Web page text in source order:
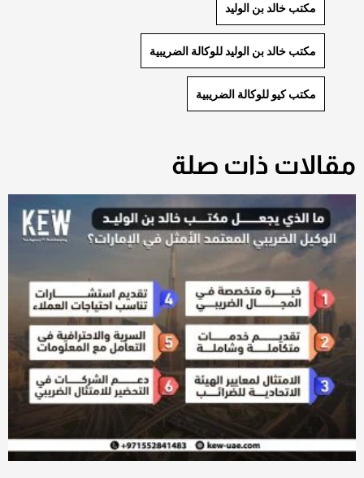
مكتب خالد بن الوليد
مكتب خالد بن الوليد للوكالة الضريبية
مكتب كيو للوكالة الضريبية
مقالات ذات صلة